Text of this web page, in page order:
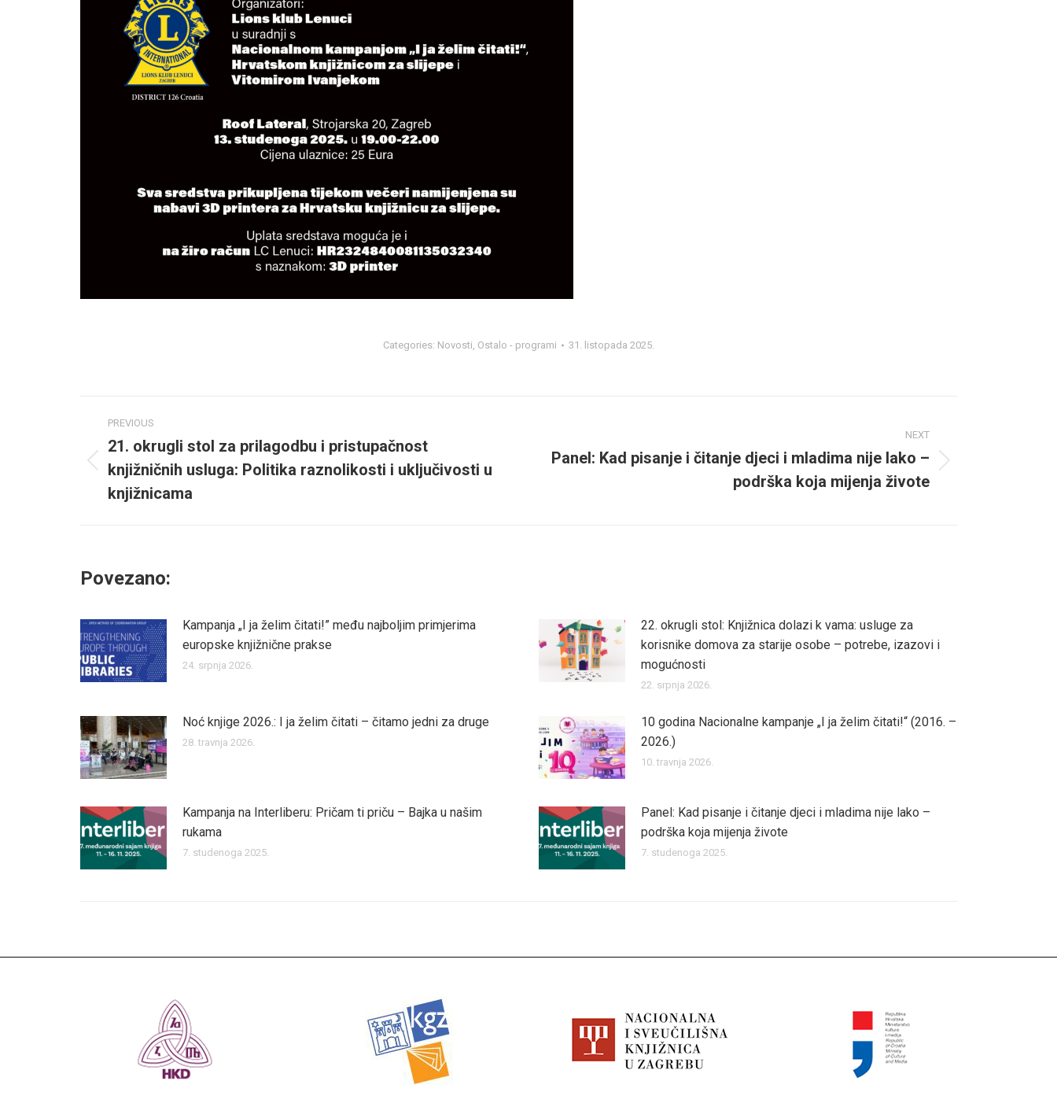
Categories: Novosti Ostalo - programi 31. listopada 2025.
Post
navigation
PREVIOUS
Previous
post:
21. okrugli stol za prilagodbu i pristupačnost
knjižničnih usluga: Politika raznolikosti i uključivosti u
knjižnicama
NEXT
Panel: Kad pisanje i čitanje djeci i mladima nije lako –
podrška koja mijenja živote
Povezano:
Kampanja „I ja želim čitati!” među najboljim primjerima
europske knjižnične prakse
24. srpnja 2026.
22. okrugli stol: Knjižnica dolazi k vama: usluge za
korisnike domova za starije osobe – potrebe, izazovi i
mogućnosti
22. srpnja 2026.
Noć knjige 2026.: I ja želim čitati – čitamo jedni za druge
28. travnja 2026.
10 godina Nacionalne kampanje „I ja želim čitati!“ (2016. –
2026.)
10. travnja 2026.
Kampanja na Interliberu: Pričam ti priču – Bajka u našim
rukama
7. studenoga 2025.
Panel: Kad pisanje i čitanje djeci i mladima nije lako –
podrška koja mijenja živote
7. studenoga 2025.